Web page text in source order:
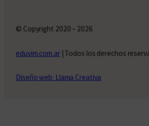
© Copyright 2020 – 2026
eduvim.com.ar| Todos los derechos
Diseño web: Llama Creativa